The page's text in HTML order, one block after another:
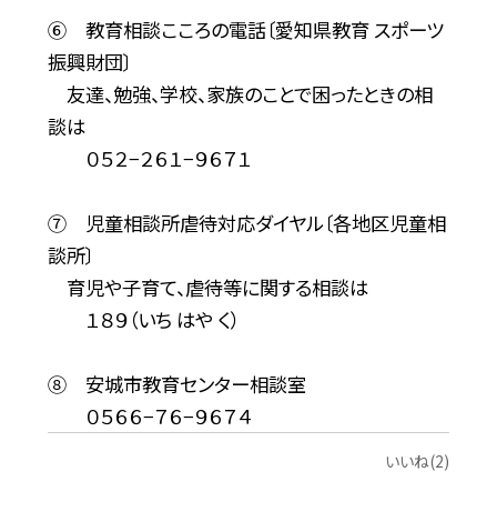
⑥ 教育相談こころの電話〔愛知県教育 スポーツ
振興財団〕
友達、勉強、学校、家族のことで困ったときの相
談は
０５２−２６１−９６７１
⑦ 児童相談所虐待対応ダイヤル〔各地区児童相
談所〕
育児や子育て、虐待等に関する相談は
１８９（いち はや く）
⑧ 安城市教育センター相談室
０５６６−７６−９６７４
いいね(2)